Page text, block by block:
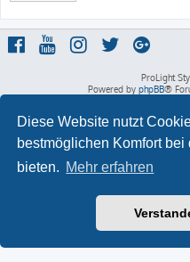
Diese Website nutzt
bestmöglichen Komfort bei
bieten. Mehr erfahren
ProLight
Powered by phpBB®